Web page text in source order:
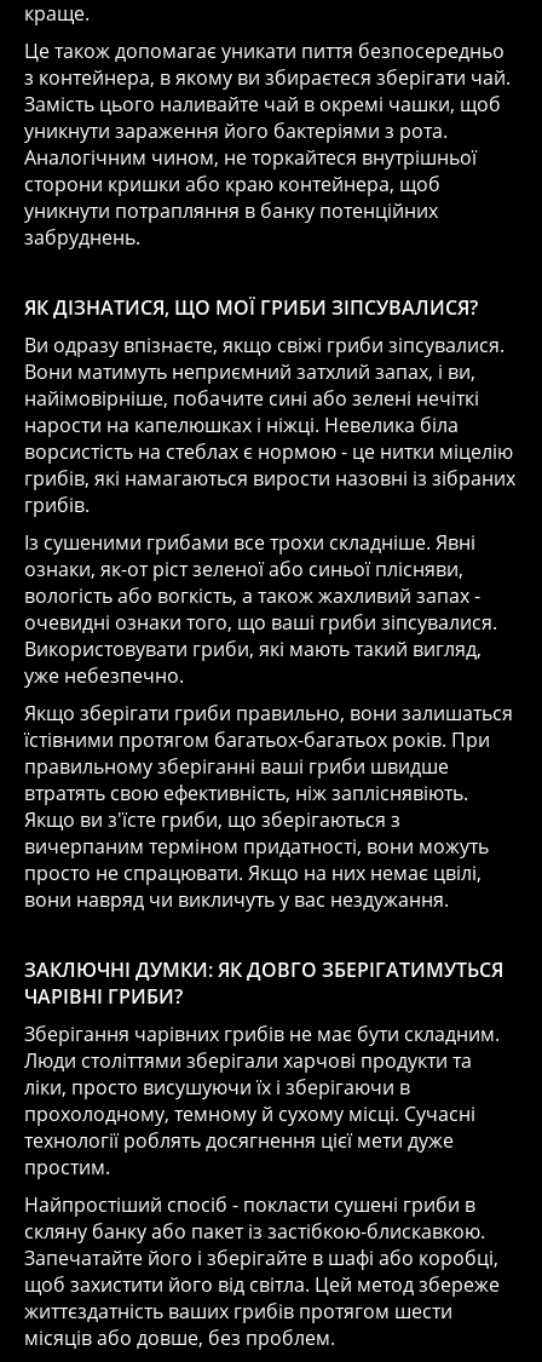
краще.
Це також допомагає уникати пиття безпосередньо
з контейнера, в якому ви збираєтеся зберігати чай.
Замість цього наливайте чай в окремі чашки, щоб
уникнути зараження його бактеріями з рота.
Аналогічним чином, не торкайтеся внутрішньої
сторони кришки або краю контейнера, щоб
уникнути потрапляння в банку потенційних
забруднень.
ЯК ДІЗНАТИСЯ, ЩО МОЇ ГРИБИ ЗІПСУВАЛИСЯ?
Ви одразу впізнаєте, якщо свіжі гриби зіпсувалися.
Вони матимуть неприємний затхлий запах, і ви,
найімовірніше, побачите сині або зелені нечіткі
нарости на капелюшках і ніжці. Невелика біла
ворсистість на стеблах є нормою - це нитки міцелію
грибів, які намагаються вирости назовні із зібраних
грибів.
Із сушеними грибами все трохи складніше. Явні
ознаки, як-от ріст зеленої або синьої плісняви,
вологість або вогкість, а також жахливий запах -
очевидні ознаки того, що ваші гриби зіпсувалися.
Використовувати гриби, які мають такий вигляд,
уже небезпечно.
Якщо зберігати гриби правильно, вони залишаться
їстівними протягом багатьох-багатьох років. При
правильному зберіганні ваші гриби швидше
втратять свою ефективність, ніж запліснявіють.
Якщо ви з'їсте гриби, що зберігаються з
вичерпаним терміном придатності, вони можуть
просто не спрацювати. Якщо на них немає цвілі,
вони навряд чи викличуть у вас нездужання.
ЗАКЛЮЧНІ ДУМКИ: ЯК ДОВГО ЗБЕРІГАТИМУТЬСЯ
ЧАРІВНІ ГРИБИ?
Зберігання чарівних грибів не має бути складним.
Люди століттями зберігали харчові продукти та
ліки, просто висушуючи їх і зберігаючи в
прохолодному, темному й сухому місці. Сучасні
технології роблять досягнення цієї мети дуже
простим.
Найпростіший спосіб - покласти сушені гриби в
скляну банку або пакет із застібкою-блискавкою.
Запечатайте його і зберігайте в шафі або коробці,
щоб захистити його від світла. Цей метод збереже
життєздатність ваших грибів протягом шести
місяців або довше, без проблем.